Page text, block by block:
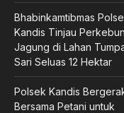
Bhabinkamtibmas
Kandis Tinjau
Jagung di Lahan
Sari Seluas 12 Hektar
Polsek Kandis
Bersama Petani untuk